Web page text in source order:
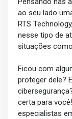
ao seu lado
RTS
nesse tipo de
situações
Ficou com
proteger dele?
certa para
especialistas